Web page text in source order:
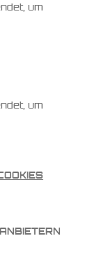
um
um